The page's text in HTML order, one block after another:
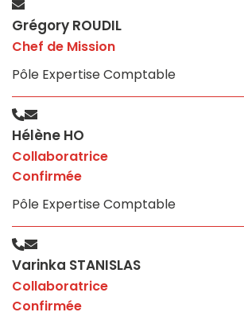
Grégory ROUDIL
Chef de Mission
Pôle Expertise Comptable
Hélène HO
Collaboratrice
Confirmée
Pôle Expertise Comptable
Varinka STANISLAS
Collaboratrice
Confirmée